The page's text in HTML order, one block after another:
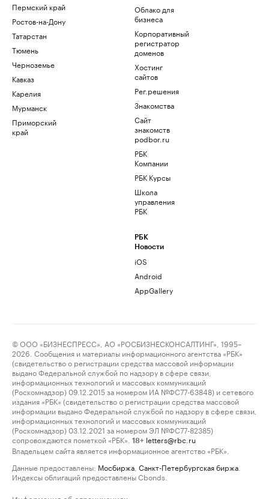
Пермский край
Ростов-на-Дону
Татарстан
Тюмень
Черноземье
Кавказ
Карелия
Мурманск
Приморский
край
Облако для
бизнеса
Корпоративный
регистратор
доменов
Хостинг
сайтов
Рег.решения
Знакомства
Сайт
знакомств
podbor.ru
РБК
Компании
РБК Курсы
Школа
управления
РБК
РБК
Новости
iOS
Android
AppGallery
© ООО «БИЗНЕСПРЕСС», АО «РОСБИЗНЕСКОНСАЛТИНГ», 1995–
2026. Сообщения и материалы информационного агентства «РБК»
(свидетельство о регистрации средства массовой информации
выдано Федеральной службой по надзору в сфере связи,
информационных технологий и массовых коммуникаций
(Роскомнадзор) 09.12.2015 за номером ИА №ФС77-63848) и сетевого
издания «РБК» (свидетельство о регистрации средства массовой
информации выдано Федеральной службой по надзору в сфере связи,
информационных технологий и массовых коммуникаций
(Роскомнадзор) 03.12.2021 за номером ЭЛ №ФС77-82385)
сопровождаются пометкой «РБК».
18+ letters@rbc.ru
Владельцем сайта является информационное агентство «РБК».
Данные предоставлены: Мосбиржа Санкт-Петербургская биржа
Индексы облигаций предоставлены Cbonds.